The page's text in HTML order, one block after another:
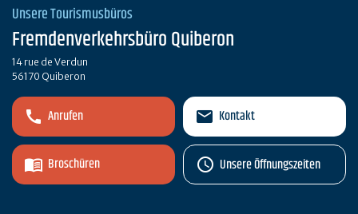
Unsere Tourismusbüros
Fremdenverkehrsbüro Quiberon
14 rue de Verdun
56170 Quiberon
Anrufen
Broschüren
Kontakt
Unsere Öffnungszeiten